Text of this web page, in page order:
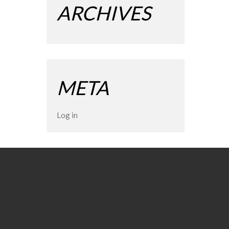
ARCHIVES
META
Log in